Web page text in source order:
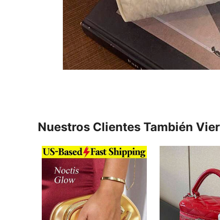
Nuestros Clientes También